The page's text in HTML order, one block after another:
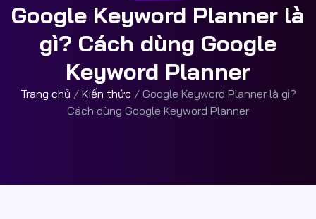
Google Keyword Planner là
gì? Cách dùng Google
Keyword Planner
Trang chủ / Kiến thức / Google Keyword Planner là gì?
Cách dùng Google Keyword Planner